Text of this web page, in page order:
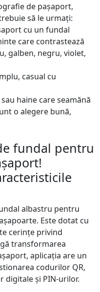
de pașaport,
să le urmați:
cu un fundal
care contrastează
galben, negru, violet,
casual cu
haine care seamănă
o alegere bună,
fundal pentru
albastru pentru
Este dotat cu
cerințe privind
transformarea
aplicația are un
codurilor QR,
digitale și PIN-urilor.